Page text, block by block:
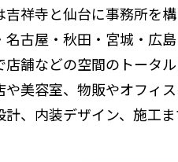
吉祥寺と仙台に事務所を
名古屋・秋田・宮城・広
店舗などの空間のトータ
や美容室、物販やオフィ
計、内装デザイン、施工ま